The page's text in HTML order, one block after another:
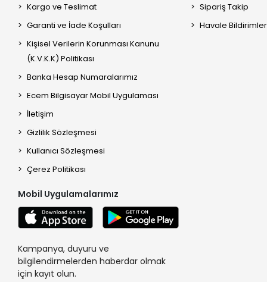
Kargo ve Teslimat
Garanti ve İade Koşulları
Kişisel Verilerin Korunması Kanunu
(K.V.K.K) Politikası
Banka Hesap Numaralarımız
Ecem Bilgisayar Mobil Uygulaması
İletişim
Gizlilik Sözleşmesi
Kullanıcı Sözleşmesi
Çerez Politikası
Mobil Uygulamalarımız
Kampanya, duyuru ve
bilgilendirmelerden haberdar olmak
için kayıt olun.
Sipariş Takip
Havale